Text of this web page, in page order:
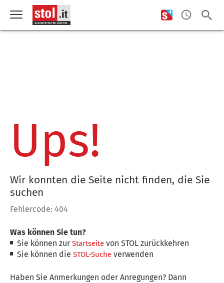
Ups!
Wir konnten die Seite nicht finden, die Sie
suchen
Fehlercode: 404
Was können Sie tun?
Sie können zurStartseite von STOL zurückkehren
Sie können dieSTOL-Suche verwenden
Haben Sie Anmerkungen oder Anregungen? Dann